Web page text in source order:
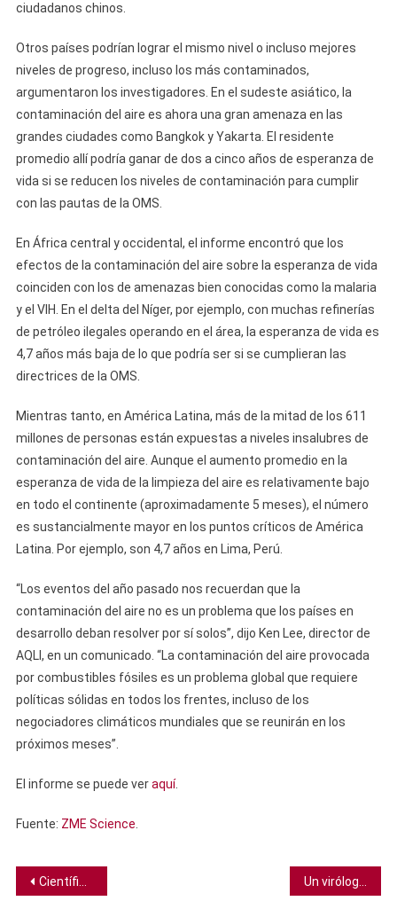
ciudadanos chinos.
Otros países podrían lograr el mismo nivel o incluso mejores
niveles de progreso, incluso los más contaminados,
argumentaron los investigadores. En el sudeste asiático, la
contaminación del aire es ahora una gran amenaza en las
grandes ciudades como Bangkok y Yakarta. El residente
promedio allí podría ganar de dos a cinco años de esperanza de
vida si se reducen los niveles de contaminación para cumplir
con las pautas de la OMS.
En África central y occidental, el informe encontró que los
efectos de la contaminación del aire sobre la esperanza de vida
coinciden con los de amenazas bien conocidas como la malaria
y el VIH. En el delta del Níger, por ejemplo, con muchas refinerías
de petróleo ilegales operando en el área, la esperanza de vida es
4,7 años más baja de lo que podría ser si se cumplieran las
directrices de la OMS.
Mientras tanto, en América Latina, más de la mitad de los 611
millones de personas están expuestas a niveles insalubres de
contaminación del aire. Aunque el aumento promedio en la
esperanza de vida de la limpieza del aire es relativamente bajo
en todo el continente (aproximadamente 5 meses), el número
es sustancialmente mayor en los puntos críticos de América
Latina. Por ejemplo, son 4,7 años en Lima, Perú.
“Los eventos del año pasado nos recuerdan que la
contaminación del aire no es un problema que los países en
desarrollo deban resolver por sí solos”, dijo Ken Lee, director de
AQLI, en un comunicado. “La contaminación del aire provocada
por combustibles fósiles es un problema global que requiere
políticas sólidas en todos los frentes, incluso de los
negociadores climáticos mundiales que se reunirán en los
próximos meses”.
El informe se puede veraquí.
Fuente: ZME Science
Navegación
Científicos descubren una rara y agresiva forma de Alzheimer que comienza a los 40